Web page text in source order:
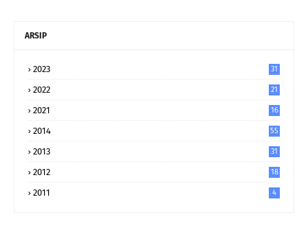
ARSIP
2023 31
2022 21
2021 16
2014 55
2013 31
2012 18
2011 4